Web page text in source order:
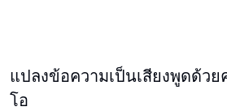
แปลงข้อความเป็นเสียงพูดด้ว
โอ